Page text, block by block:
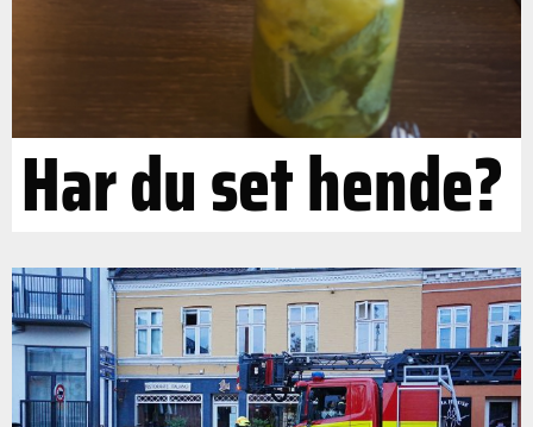
Har du set hende?